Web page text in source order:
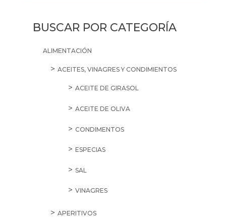
BUSCAR POR CATEGORÍA
ALIMENTACIÓN
ACEITES, VINAGRES Y CONDIMIENTOS
ACEITE DE GIRASOL
ACEITE DE OLIVA
CONDIMENTOS
ESPECIAS
SAL
VINAGRES
APERITIVOS